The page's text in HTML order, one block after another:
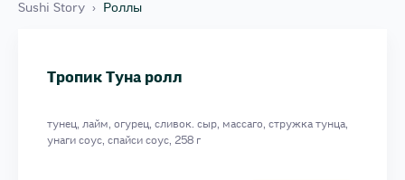
Sushi Story › Роллы
Огурец мини ролл
Лосось мини ролл
Тропик Туна ролл
тунец, лайм, огурец, сливок. сыр, массаго, стружка тунца,
унаги соус, спайси соус, 258 г